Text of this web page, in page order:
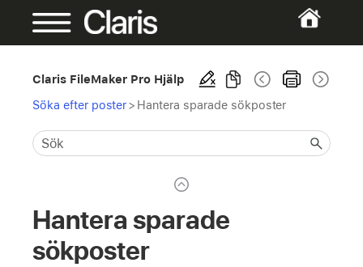
Claris FileMaker Pro Hjälp
Söka efter poster> Hantera sparade sökposter
Hantera sparade
sökposter